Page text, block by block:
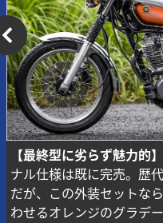
【最終型に劣らず魅力的】
ナル仕様は既に完売。歴
だが、この外装セットな
わせるオレンジのグラデ